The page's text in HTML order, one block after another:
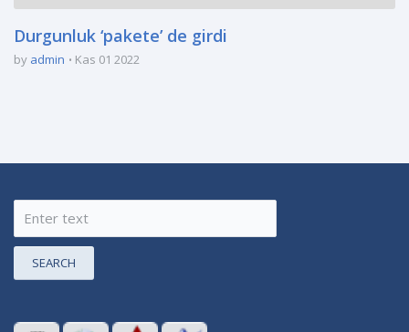
Durgunluk ‘pakete’ de girdi
by admin Kas 01 2022
SEARCH